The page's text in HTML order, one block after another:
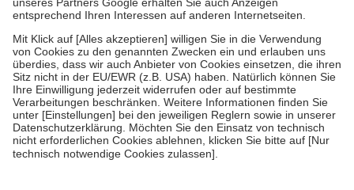
Um das Engagement der Versicherten für ihre eigene Gesundheit zu
stärken und die besondere Stellung der Familie zu unterstützen,
fallenkeine Zuzahlungenan bei:
• Kindern und Jugendlichen bis zum vollendeten 18. Lebensjahr
mit Ausnahme der Fahrkosten
• Untersuchungen zur Vorsorge und Früherkennung, die von der
GKV getragen werden
• empfohlenen Schutzimpfungen
• Harn- und Blutteststreifen